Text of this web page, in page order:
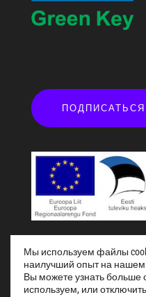
Мы используем файлы
наилучший опыт на нашем
Вы можете узнать больше
используем, или